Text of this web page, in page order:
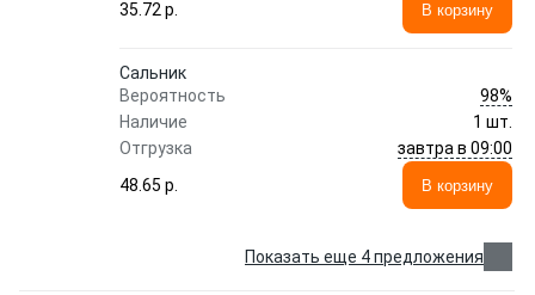
35.72 p.
В корзину
Сальник
Вероятность
98%
Наличие
1 шт.
Отгрузка
завтра в 09:00
48.65 p.
В корзину
Показать еще 4 предложения